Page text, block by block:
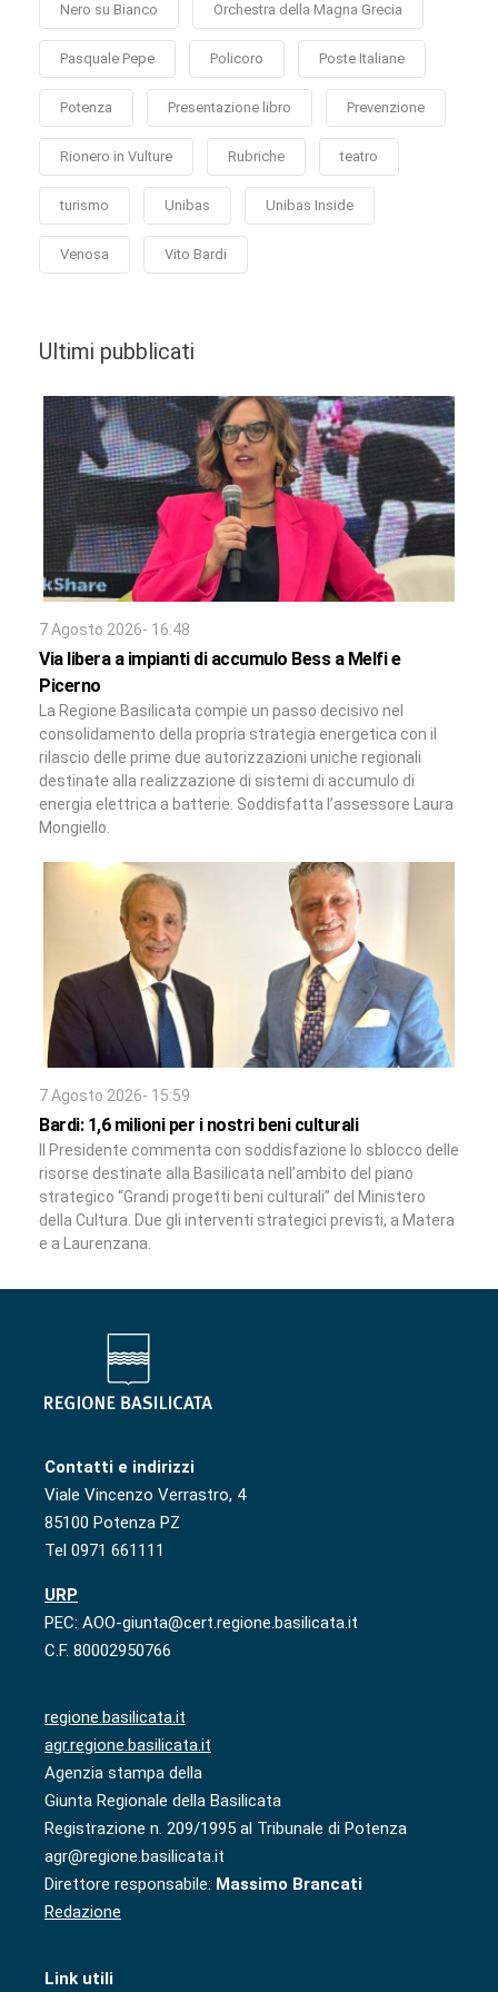
Nero su Bianco Orchestra della Magna Grecia
Pasquale Pepe Policoro Poste Italiane
Potenza Presentazione libro Prevenzione
Rionero in Vulture Rubriche teatro
turismo Unibas Unibas Inside
Venosa Vito Bardi
Ultimi pubblicati
7 Agosto 2026- 16:48
Via libera a impianti di accumulo Bess a Melfi e
Picerno
La Regione Basilicata compie un passo decisivo nel
consolidamento della propria strategia energetica con il
rilascio delle prime due autorizzazioni uniche regionali
destinate alla realizzazione di sistemi di accumulo di
energia elettrica a batterie. Soddisfatta l’assessore Laura
Mongiello.
7 Agosto 2026- 15:59
Bardi: 1,6 milioni per i nostri beni culturali
Il Presidente commenta con soddisfazione lo sblocco delle
risorse destinate alla Basilicata nell’ambito del piano
strategico “Grandi progetti beni culturali” del Ministero
della Cultura. Due gli interventi strategici previsti, a Matera
e a Laurenzana.
Contatti e indirizzi
Viale Vincenzo Verrastro, 4
85100 Potenza PZ
Tel 0971 661111
URP
PEC: AOO-giunta@cert.regione.basilicata.it
C.F. 80002950766
regione.basilicata.it
agr.regione.basilicata.it
Agenzia stampa della
Giunta Regionale della Basilicata
Registrazione n. 209/1995 al Tribunale di Potenza
agr@regione.basilicata.it
Direttore responsabile: Massimo Brancati
Redazione
Link utili